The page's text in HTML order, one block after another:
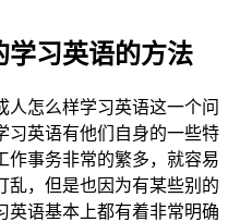
学习英语的方法
人怎么样学习英语这一个问
习英语有他们自身的一些特
作事务非常的繁多，就容易
乱，但是也因为有某些别的
英语基本上都有着非常明确